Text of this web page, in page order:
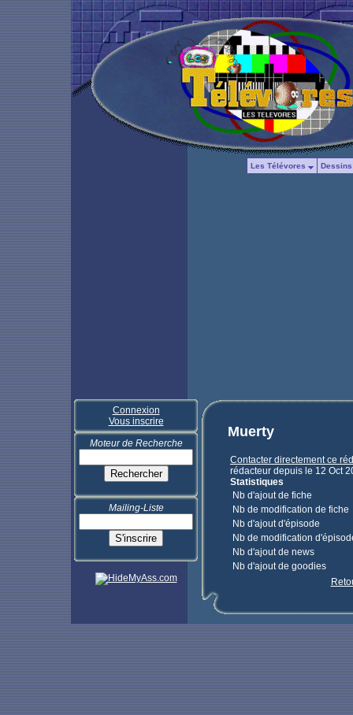
Les Télévores
Connexion
Vous inscrire
Moteur de Recherche
Mailing-Liste
Muerty
Contacter directement ce
rédacteur depuis le 12 Oct
Statistiques
Nb d'ajout de fiche
Nb de modification de fiche
Nb d'ajout d'épisode
Nb de modification
Nb d'ajout de news
Nb d'ajout de goodies